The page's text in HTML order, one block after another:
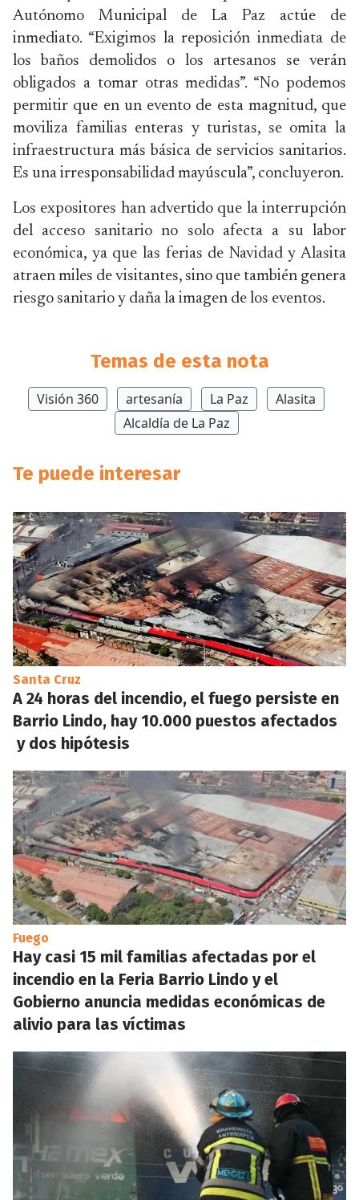
Autónomo Municipal de La Paz actúe de
inmediato. “Exigimos la reposición inmediata de
los baños demolidos o los artesanos se verán
obligados a tomar otras medidas”. “No podemos
permitir que en un evento de esta magnitud, que
moviliza familias enteras y turistas, se omita la
infraestructura más básica de servicios sanitarios.
Es una irresponsabilidad mayúscula”, concluyeron.
Los expositores han advertido que la interrupción
del acceso sanitario no solo afecta a su labor
económica, ya que las ferias de Navidad y Alasita
atraen miles de visitantes, sino que también genera
riesgo sanitario y daña la imagen de los eventos.
Temas de esta nota
Visión 360 artesanía La Paz
Alasita
Alcaldía de La Paz
Te puede interesar
Santa Cruz
A 24 horas del incendio, el fuego persiste en
Barrio Lindo, hay 10.000 puestos afectados
y dos hipótesis
Fuego
Hay casi 15 mil familias afectadas por el
incendio en la Feria Barrio Lindo y el
Gobierno anuncia medidas económicas de
alivio para las víctimas